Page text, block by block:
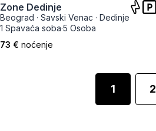
Zone Dedinje
Beograd · Savski Venac · Dedinje
1 Spavaća soba·5 Osoba
73 € noćenje
1 2